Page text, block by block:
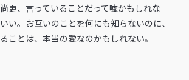
更、言っていることだって嘘かもしれな
い。お互いのことを何にも知らないのに、
ことは、本当の愛なのかもしれない。